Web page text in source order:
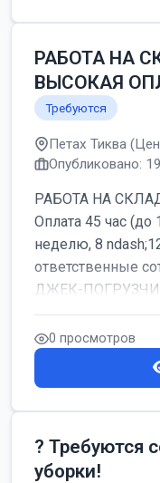
РАБОТА НА
ВЫСОКАЯ
Требуются
Петах Тиква
Опубликовано:
РАБОТА НА
Оплата 45 час
неделю, 8
ответственные
ДЖЕК-ПОГРУЗЧИК
0 просмотров
? Требуются
уборки!